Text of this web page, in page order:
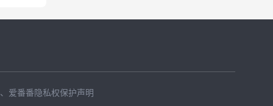
、 爱番番隐私权保护声明